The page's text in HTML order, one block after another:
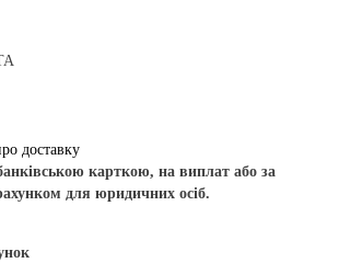
доставку
карткою, на виплат або за
для юридичних осіб.